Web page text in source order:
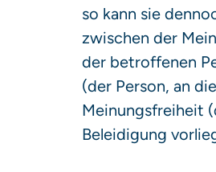
so kann sie
zwischen der
der betroffenen
(der Person, an
Meinungsfreiheit
Beleidigung